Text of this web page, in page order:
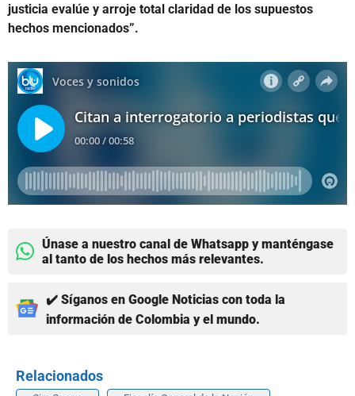
justicia evalúe y arroje total claridad de los supuestos
hechos mencionados”.
Únase a nuestro canal de Whatsapp y manténgase
al tanto de los hechos más relevantes.
✔️ Síganos en Google Noticias con toda la
información de Colombia y el mundo.
Relacionados